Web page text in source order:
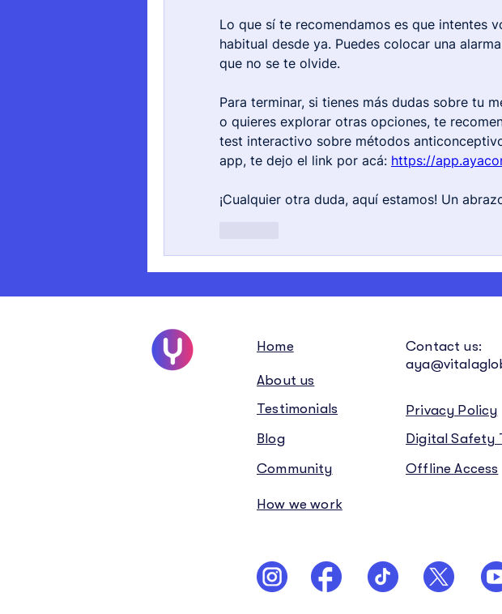
Lo que sí te recomendamos es que intentes
habitual desde ya. Puedes colocar una
que no se te olvide.
Para terminar, si tienes más dudas sobre tu
o quieres explorar otras opciones, te
test interactivo sobre métodos
app, te dejo el link por acá: https://
¡Cualquier otra duda, aquí estamos! Un
Home
About us
Testimonials
Blog
Community
Contact us:
Privacy Policy
Digital Safety
Offline Access
How we work